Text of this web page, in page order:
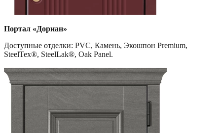
Портал «Дориан»
Доступные отделки: PVC, Камень, Экошпон Premium,
SteelTex®, SteelLak®, Oak Panel.